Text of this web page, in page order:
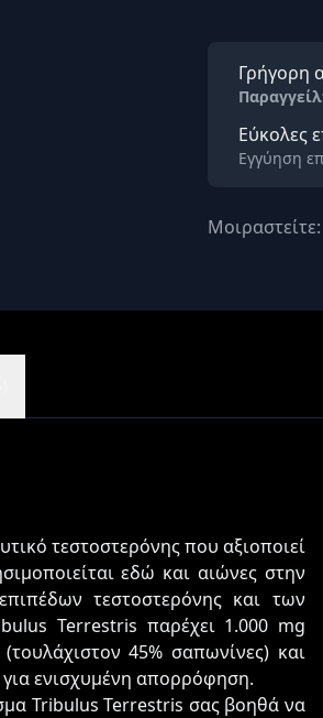
Γρήγορη
Εύκολες
Εγγύηση
Μοιραστείτε:
τεστοστερόνης που αξιοποιεί
εδώ και αιώνες στην
τεστοστερόνης και των
Terrestris παρέχει 1.000 mg
45% σαπωνίνες) και
για ενισχυμένη απορρόφηση.
Tribulus Terrestris σας βοηθά να